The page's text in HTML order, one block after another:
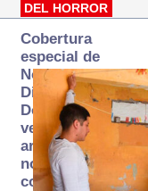
DEL HORROR
Cobertura
especial de
Norte
Digital:
Donde la
verdad
arde… pero
no se
consume